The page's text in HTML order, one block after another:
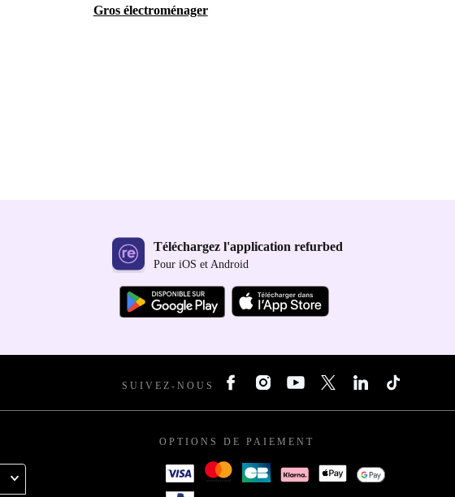
Gros électroménager
Téléchargez l'application refurbed
Pour iOS et Android
SUIVEZ-NOUS
OPTIONS DE PAIEMENT